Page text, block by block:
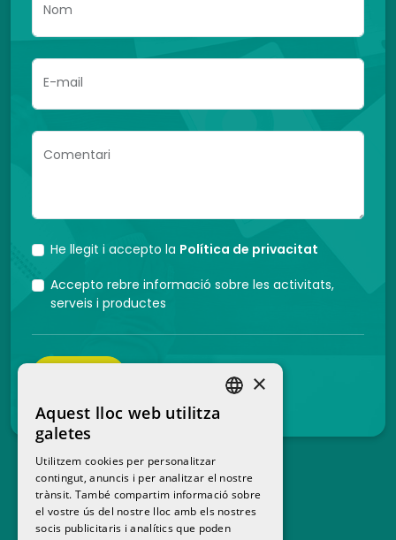
Nom
E-mail
Comentari
He llegit i accepto la Política de privacitat
Accepto rebre informació sobre les activitats,
serveis i productes
×
Aquest lloc web utilitza
galetes
Utilitzem cookies per personalitzar
contingut, anuncis i per analitzar el nostre
trànsit. També compartim informació sobre
el vostre ús del nostre lloc amb els nostres
socis publicitaris i analítics que poden